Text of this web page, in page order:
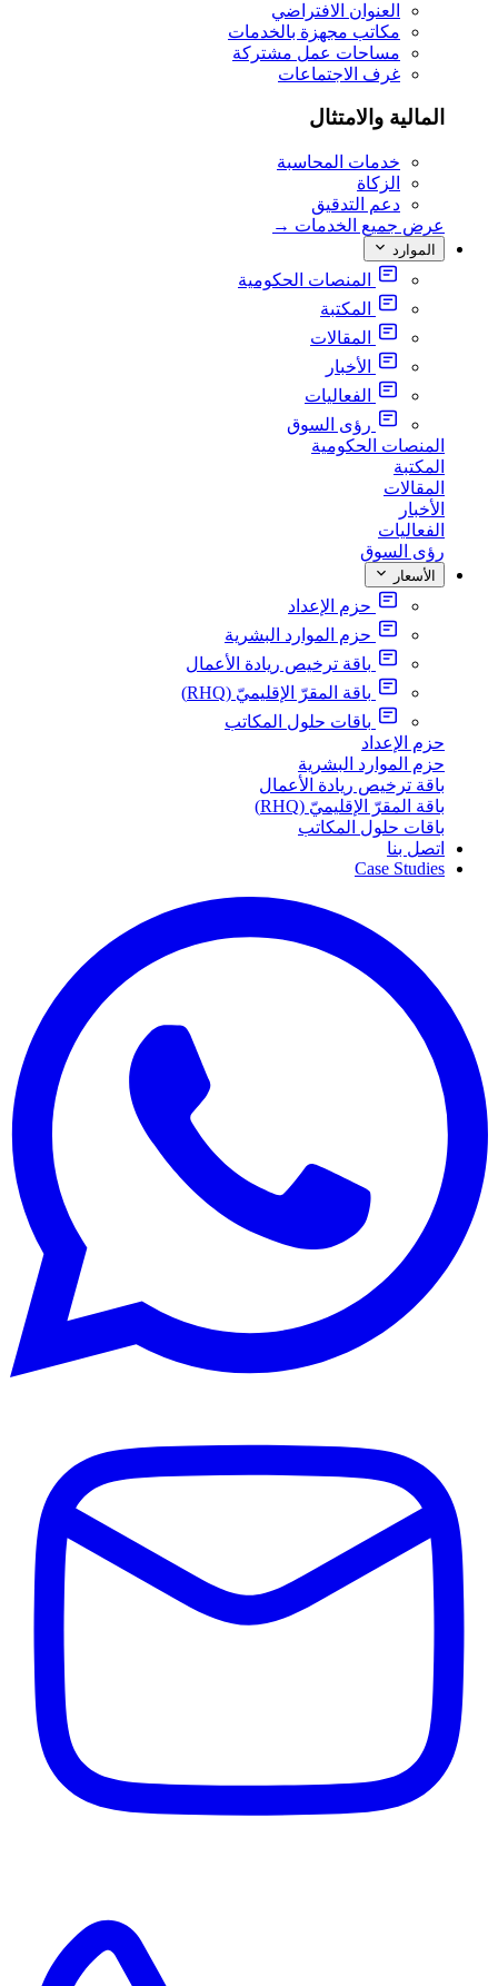
العنوان الافتراضي
مكاتب مجهزة بالخدمات
مساحات عمل مشتركة
غرف الاجتماعات
المالية والامتثال
خدمات المحاسبة
الزكاة
دعم التدقيق
عرض جميع الخدمات →
الموارد
المنصات الحكومية
المكتبة
المقالات
الأخبار
الفعاليات
رؤى السوق
المنصات الحكومية
المكتبة
المقالات
الأخبار
الفعاليات
رؤى السوق
الأسعار
حزم الإعداد
حزم الموارد البشرية
باقة ترخيص ريادة الأعمال
باقة المقرّ الإقليميّ (RHQ)
باقات حلول المكاتب
حزم الإعداد
حزم الموارد البشرية
باقة ترخيص ريادة الأعمال
باقة المقرّ الإقليميّ (RHQ)
باقات حلول المكاتب
اتصل بنا
Case Studies